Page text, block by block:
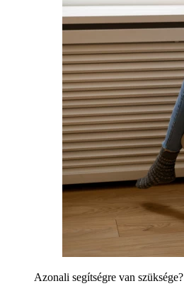
Azonali segítségre van szüksége?